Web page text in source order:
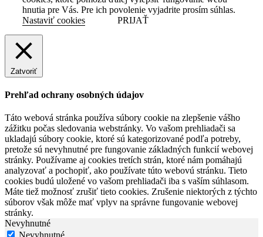
hnutia pre Vás. Pre ich povolenie vyjadrite prosím súhlas.
Nastaviť cookies
PRIJAŤ
Zatvoriť
Prehľad ochrany osobných údajov
Táto webová stránka používa súbory cookie na zlepšenie vášho
zážitku počas sledovania webstránky. Vo vašom prehliadači sa
ukladajú súbory cookie, ktoré sú kategorizované podľa potreby,
pretože sú nevyhnutné pre fungovanie základných funkcií webovej
stránky. Používame aj cookies tretích strán, ktoré nám pomáhajú
analyzovať a pochopiť, ako používate túto webovú stránku. Tieto
cookies budú uložené vo vašom prehliadači iba s vaším súhlasom.
Máte tiež možnosť zrušiť tieto cookies. Zrušenie niektorých z týchto
súborov však môže mať vplyv na správne fungovanie webovej
stránky.
Nevyhnutné